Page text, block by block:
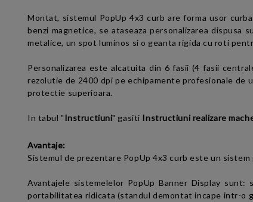
Montat, sistemul PopUp 4x3 curb are forma usor
benzi magnetice, se ataseaza personalizarea
metalice, un spot luminos si o geanta rigida cu roti
Personalizarea este alcatuita din 6 fasii (4 fasii
rezolutie de 2400 dpi pe echipamente profesionale de
protectie superioara.
In tabul "Instructiuni" gasiti Instructiuni realizare
Avantaje:
Sistemul de prezentare PopUp 4x3 curb este un
Avantajele sistemelelor PopUp Banner Display sunt:
portabilitatea ridicata (standul demontat incape intr-o